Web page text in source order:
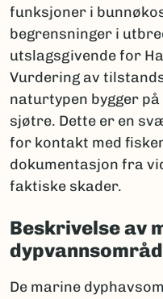
funksjoner i
begrensninger i
utslagsgivende for
Vurdering av
naturtypen bygger
sjøtre. Dette er en
for kontakt med
dokumentasjon fra
faktiske skader.
Beskrivelse av
De marine